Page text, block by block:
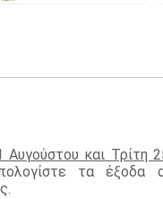
και Τρίτη
τα έξοδα